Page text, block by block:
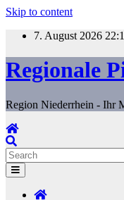
Skip to content
7. August 2026
Regionale
Region Niederrhein - Ihr